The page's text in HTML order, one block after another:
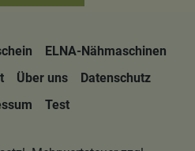
ELNA-Nähmaschinen
Über uns
Datenschutz
Test